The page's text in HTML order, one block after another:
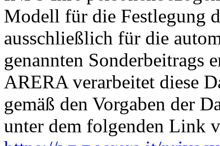
Modell für die Festlegung
ausschließlich für die
genannten Sonderbeitrags
ARERA verarbeitet diese
gemäß den Vorgaben der
unter dem folgenden Link